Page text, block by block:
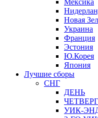
Мексика
Новая
Украина
Франция
Эстония
Ю.Корея
Япония
Лучшие сборы
СНГ
ДЕНЬ
ЧЕТВЕРГ
УИК-